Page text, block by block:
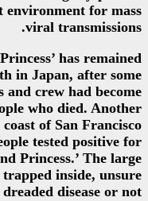
proven to be
Cruise ship ‘Diamond
for nearly a
of its 3,700
including seven
occurred off the
week — there, 21
19 aboard the
has over 3,000
they contracted the